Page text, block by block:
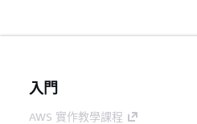
入門
AWS 實作教學課程